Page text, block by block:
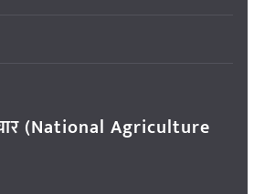
(National Agriculture